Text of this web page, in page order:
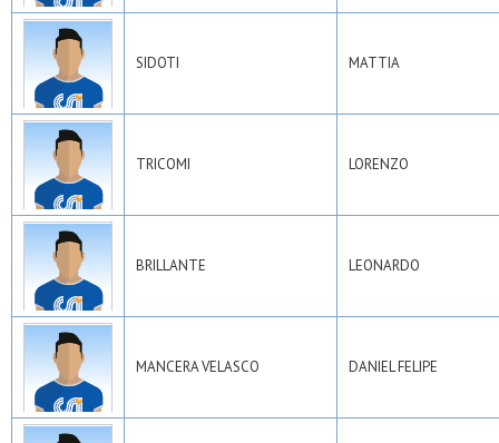
SIDOTI MATTIA
TRICOMI LORENZO
BRILLANTE LEONARDO
MANCERA VELASCO DANIEL FELIPE